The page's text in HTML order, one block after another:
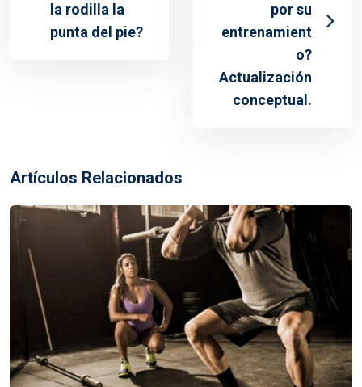
la rodilla la
punta del pie?
por su
entrenamient
o?
Actualización
conceptual.
Artículos Relacionados